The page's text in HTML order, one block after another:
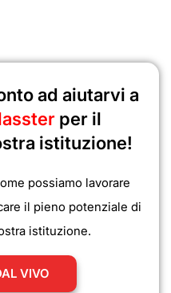
ad aiutarvi a
per il
istituzione!
possiamo lavorare
il pieno potenziale di
istituzione.
VIVO